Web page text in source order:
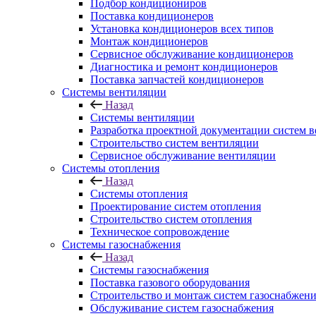
Подбор кондициониров
Поставка кондиционеров
Установка кондиционеров всех типов
Монтаж кондиционеров
Сервисное обслуживание кондиционеров
Диагностика и ремонт кондиционеров
Поставка запчастей кондиционеров
Системы вентиляции
Назад
Системы вентиляции
Разработка проектной документации систем
Строительство систем вентиляции
Сервисное обслуживание вентиляции
Системы отопления
Назад
Системы отопления
Проектирование систем отопления
Строительство систем отопления
Техническое сопровождение
Системы газоснабжения
Назад
Системы газоснабжения
Поставка газового оборудования
Строительство и монтаж систем
Обслуживание систем газоснабжения